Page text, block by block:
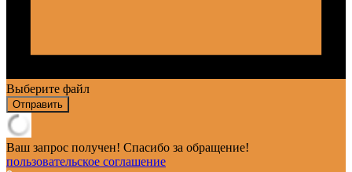
Выберите файл
Отправить
Ваш запрос получен! Спасибо за обращение!
пользовательское соглашение